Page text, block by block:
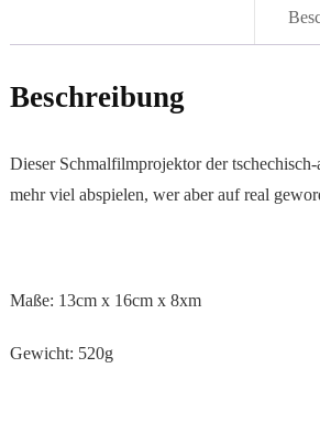
Beschreibung
Dieser Schmalfilmprojektor der
mehr viel abspielen, wer aber auf real
Maße: 13cm x 16cm x 8xm
Gewicht: 520g